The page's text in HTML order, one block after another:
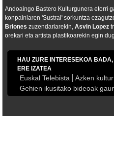
Andoaingo Bastero Kulturgunera etorri
konpainiaren 'Sustrai' sorkuntza
Briones zuzendariarekin, Asvin Lopez
orekari eta artista plastikoarekin egin
HAU ZURE INTERESEKOA
ERE IZATEA
Euskal Telebista
Azken
Gehien ikusitako bideoak gaur